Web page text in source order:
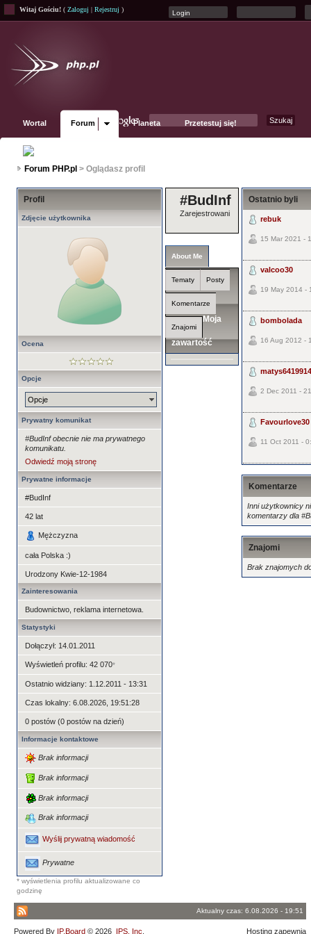
Witaj Gościu! ( Zaloguj | Rejestruj )
Wortal Forum Planeta Przetestuj się!
Forum PHP.pl > Oglądasz profil
Profil
Zdjęcie użytkownika
Ocena
Opcje
Opcje
Prywatny komunikat
#BudInf obecnie nie ma prywatnego
komunikatu.
Odwiedź moją stronę
Prywatne informacje
#BudInf
42 lat
Mężczyzna
cała Polska :)
Urodzony Kwie-12-1984
Zainteresowania
Budownictwo, reklama internetowa.
Statystyki
Dołączył: 14.01.2011
Wyświetleń profilu: 42 070*
Ostatnio widziany: 1.12.2011 - 13:31
Czas lokalny: 6.08.2026, 19:51:28
0 postów (0 postów na dzień)
Informacje kontaktowe
Brak informacji
Brak informacji
Brak informacji
Brak informacji
Wyślij prywatną wiadomość
Prywatne
* wyświetlenia profilu aktualizowane co
godzinę
#BudInf
Zarejestrowani
About Me
Tematy Posty
Komentarze
Znajomi
Moja
zawartość
Ostatnio byli
rebuk
15 Mar 2021 -
valcoo30
19 May 2014 -
bombolada
16 Aug 2012 -
matys6419914
2 Dec 2011 -
Favourlove30
11 Oct 2011 -
Komentarze
Inni użytkownicy
komentarzy dla
Znajomi
Brak znajomych
Aktualny czas: 6.08.2026 - 19:51
Powered By IP.Board © 2026 IPS, Inc Hosting zapewnia